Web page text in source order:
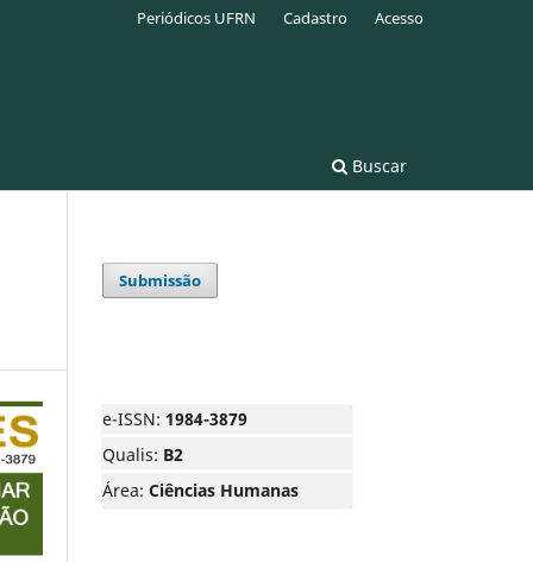
Buscar
Periódicos UFRN Cadastro Acesso
Submissão
e-ISSN: 1984-3879
Qualis: B2
Área: Ciências Humanas